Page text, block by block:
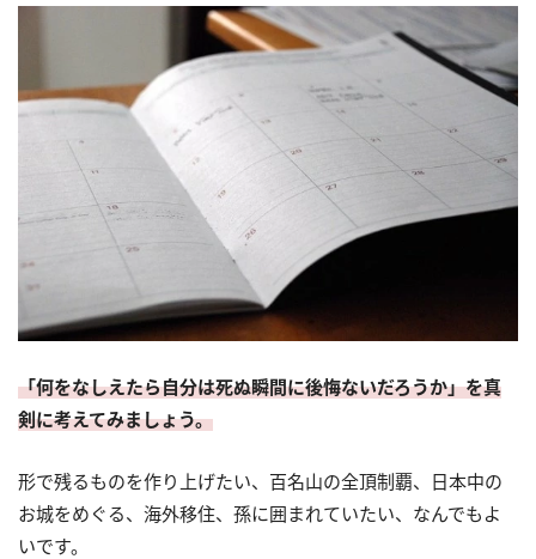
「何をなしえたら自分は死ぬ瞬間に後悔ないだろうか」を真
剣に考えてみましょう。
形で残るものを作り上げたい、百名山の全頂制覇、日本中の
お城をめぐる、海外移住、孫に囲まれていたい、なんでもよ
いです。